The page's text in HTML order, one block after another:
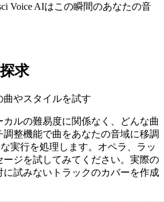
Voice AIはこの瞬間のあなたの音
求
曲やスタイルを試す
ルの難易度に関係なく、どんな曲
調整機能で曲をあなたの音域に移調
実行を処理します。オペラ、ラッ
ジを試してみてください。実際の
試みないトラックのカバーを作成